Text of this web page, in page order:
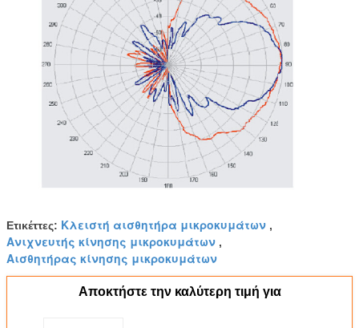
Ετικέττες: Κλειστή αισθητήρα μικροκυμάτων ,
Ανιχνευτής κίνησης μικροκυμάτων ,
Αισθητήρας κίνησης μικροκυμάτων
Αποκτήστε την καλύτερη τιμή για